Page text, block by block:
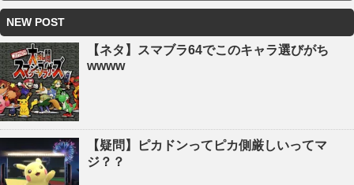
NEW POST
【ネタ】スマブラ64でこのキャラ選びがち
wwww
【疑問】ピカドンってピカ側厳しいってマ
ジ？？